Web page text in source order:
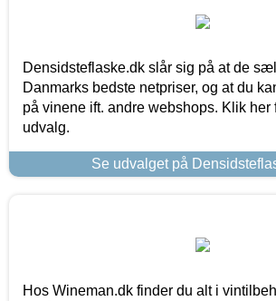
Densidsteflaske.dk slår sig på at de
Danmarks bedste netpriser, og at du
på vinene ift. andre webshops. Klik her
udvalg.
Se udvalget på
Hos Wineman.dk finder du alt i